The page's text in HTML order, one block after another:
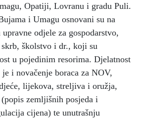
Opatiji, Lovranu i gradu Puli.
i Umagu osnovani su na
odjele za gospodarstvo,
školstvo i dr., koji su
u pojedinim resorima. Djelatnost
i novačenje boraca za NOV,
lijekova, streljiva i oružja,
zemljišnih posjeda i
cijena) te unutrašnju